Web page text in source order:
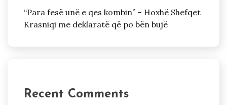
“Para fesë unë e qes kombin” – Hoxhë Shefqet
Krasniqi me deklaratë që po bën bujë
Recent Comments